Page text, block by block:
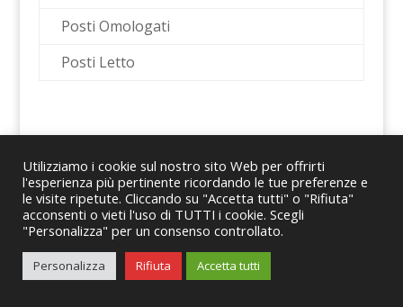
Posti Omologati
Posti Letto
© 2024 Romano Caravans Group S.r.l. – P.IVA
08167441214
Utilizziamo i cookie sul nostro sito Web per offrirti
l'esperienza più pertinente ricordando le tue preferenze e
le visite ripetute. Cliccando su "Accetta tutti" o "Rifiuta"
acconsenti o vieti l'uso di TUTTI i cookie. Scegli
"Personalizza" per un consenso controllato.
Personalizza Rifiuta Accetta tutti